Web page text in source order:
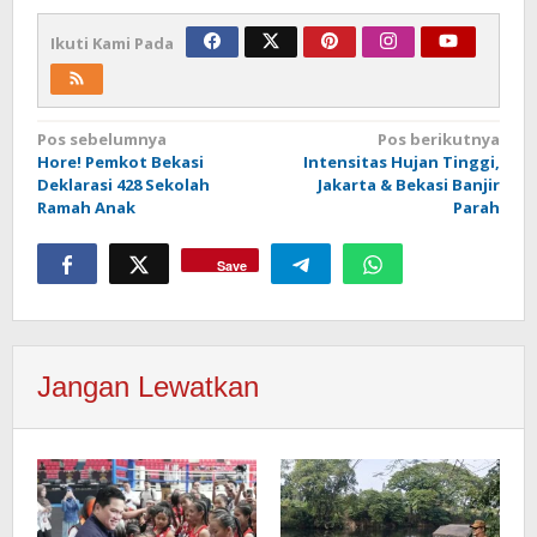
Ikuti Kami Pada
Navigasi
pos
Pos sebelumnya
Hore! Pemkot Bekasi
Deklarasi 428 Sekolah
Ramah Anak
Pos berikutnya
Intensitas Hujan Tinggi,
Jakarta & Bekasi Banjir
Parah
Save
Jangan Lewatkan